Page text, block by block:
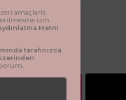
EKLE
amaçlarla
izin
Metni
tarafınızca